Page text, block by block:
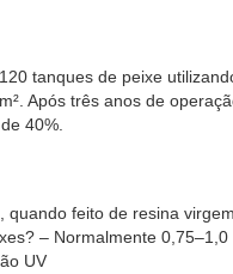
tanques de peixe
Após três anos de
40%.
quando feito de resina virgem
– Normalmente 0,75–1,0
UV